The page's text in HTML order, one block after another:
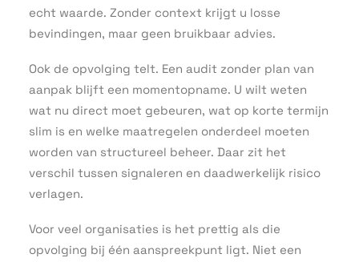
echt waarde. Zonder context krijgt u losse
bevindingen, maar geen bruikbaar advies.
Ook de opvolging telt. Een audit zonder plan van
aanpak blijft een momentopname. U wilt weten
wat nu direct moet gebeuren, wat op korte termijn
slim is en welke maatregelen onderdeel moeten
worden van structureel beheer. Daar zit het
verschil tussen signaleren en daadwerkelijk risico
verlagen.
Voor veel organisaties is het prettig als die
opvolging bij één aanspreekpunt ligt. Niet een